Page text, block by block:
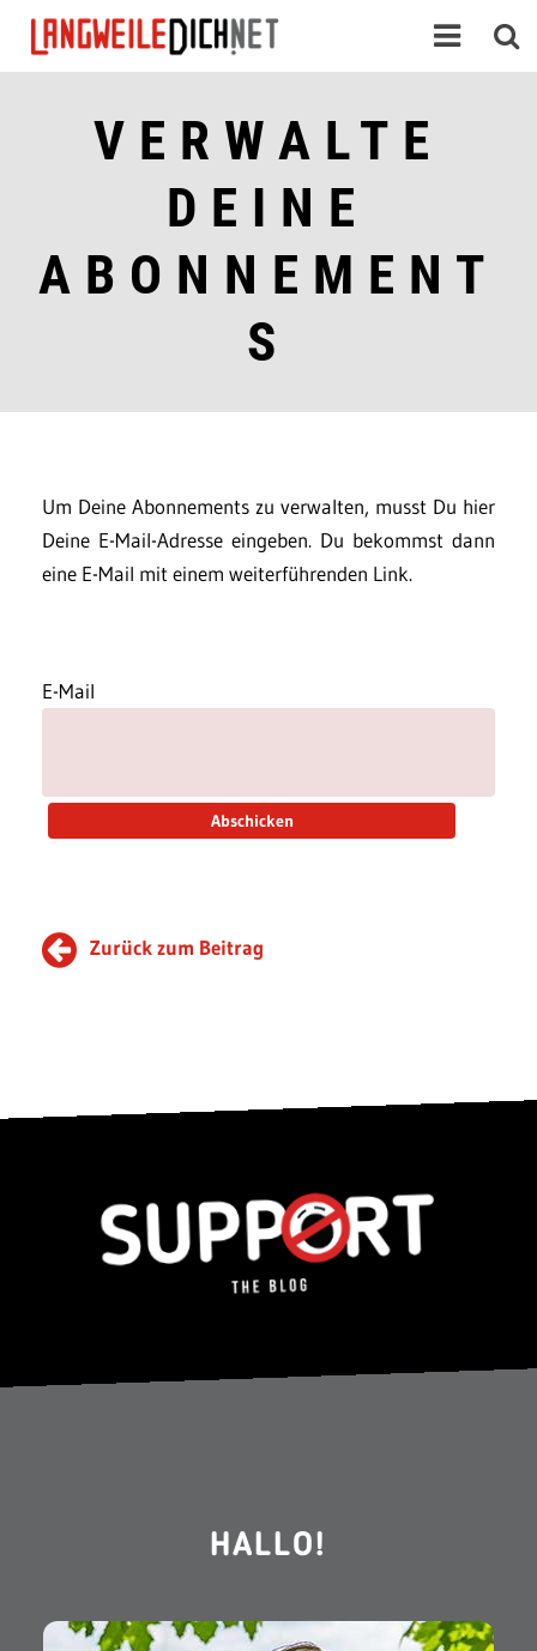
VERWALTE
DEINE
ABONNEMENT
S
Um Deine Abonnements zu verwalten, musst Du hier
Deine E-Mail-Adresse eingeben. Du bekommst dann
eine E-Mail mit einem weiterführenden Link.
E-Mail
Zurück zum Beitrag
HALLO!